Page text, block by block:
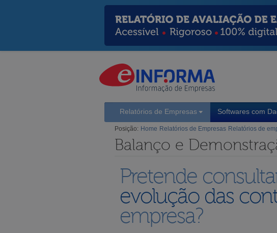
Relatórios de Empresas Softwares com
Posição: Home Relatórios de Empresas Relatórios de
Balanço e
Pretende
evolução das
empresa?